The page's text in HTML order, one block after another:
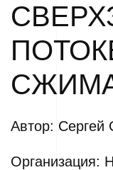
Автор: Сергей
Организация: